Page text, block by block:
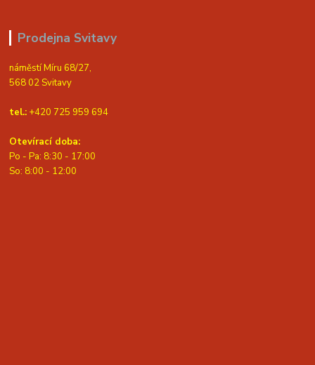
Prodejna Svitavy
náměstí Míru 68/27,
568 02 Svitavy
tel.: +420 725 959 694
Otevírací doba:
Po - Pa: 8:30 - 17:00
So: 8:00 - 12:00